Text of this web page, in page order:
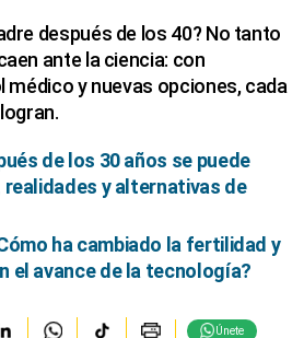
después de los 40? No tanto
ante la ciencia: con
y nuevas opciones, cada
de los 30 años se puede
y alternativas de
ha cambiado la fertilidad y
el avance de la tecnología?
Únete